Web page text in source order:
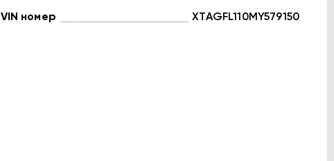
VIN номер XTAGFL110MY579150